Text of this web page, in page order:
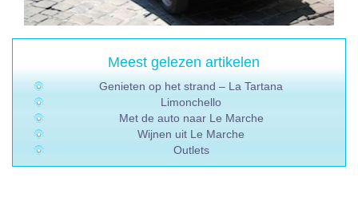
Meest gelezen artikelen
Genieten op het strand – La Tartana
Limonchello
Met de auto naar Le Marche
Wijnen uit Le Marche
Outlets